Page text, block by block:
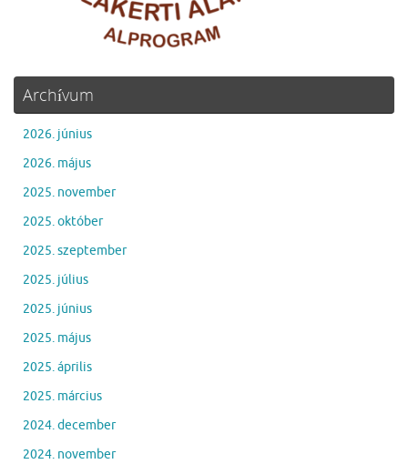
Archívum
2026. június
2026. május
2025. november
2025. október
2025. szeptember
2025. július
2025. június
2025. május
2025. április
2025. március
2024. december
2024. november